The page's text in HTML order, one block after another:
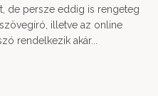
de persze eddig is rengeteg
illetve az online
rendelkezik akár...